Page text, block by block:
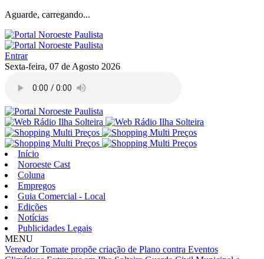
Aguarde, carregando...
Entrar
Sexta-feira, 07 de Agosto 2026
Início
Noroeste Cast
Coluna
Empregos
Guia Comercial - Local
Edições
Notícias
Publicidades Legais
MENU
Vereador Tomate propõe criação de Plano contra Eventos